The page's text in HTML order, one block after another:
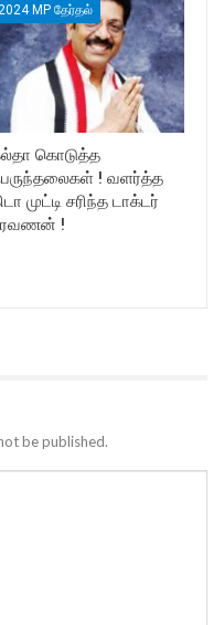
2024 MP தேர்தல்
கொடுத்த
! வளர்த்த
முட்டி சரிந்த டாக்டர்
!
be published.